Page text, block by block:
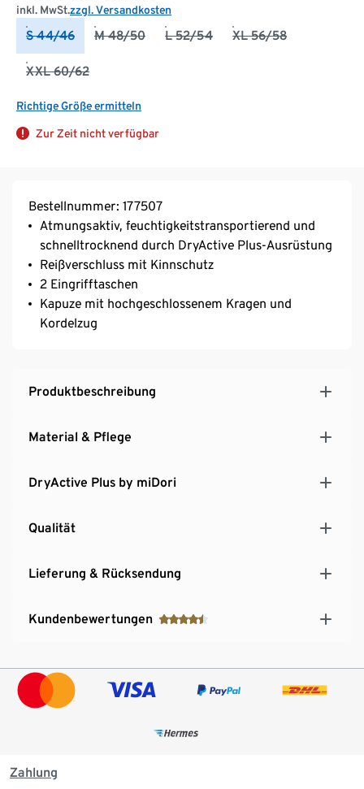
inkl. MwSt.zzgl. Versandkosten
S 44/46 M 48/50 L 52/54 XL 56/58
XXL 60/62
Richtige Größe ermitteln
Zur Zeit nicht verfügbar
Bestellnummer: 177507
Atmungsaktiv, feuchtigkeitstransportierend und
schnelltrocknend durch DryActive Plus-Ausrüstung
Reißverschluss mit Kinnschutz
2 Eingrifftaschen
Kapuze mit hochgeschlossenem Kragen und
Kordelzug
Produktbeschreibung
Material & Pflege
DryActive Plus by miDori
Qualität
Lieferung & Rücksendung
Kundenbewertungen
Zahlung